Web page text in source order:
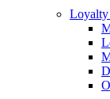
Loyalty